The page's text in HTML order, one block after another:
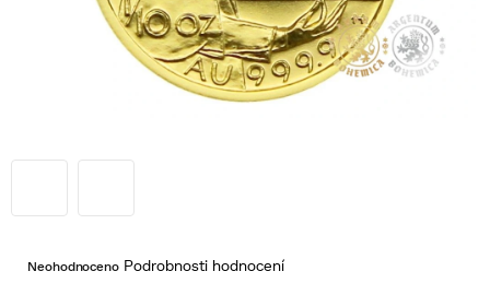
Průměrné
Neohodnoceno Podrobnosti hodnocení